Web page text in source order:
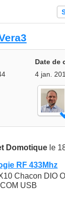
Date de
4 jan.
Domotique le
RF 433Mhz
Chacon DIO
USB